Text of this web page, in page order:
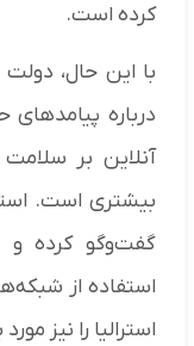
کرده است.
با این حال،
درباره
آنلاین بر
بیشتری است.
گفت‌وگو کرده و
استرالیا را نیز